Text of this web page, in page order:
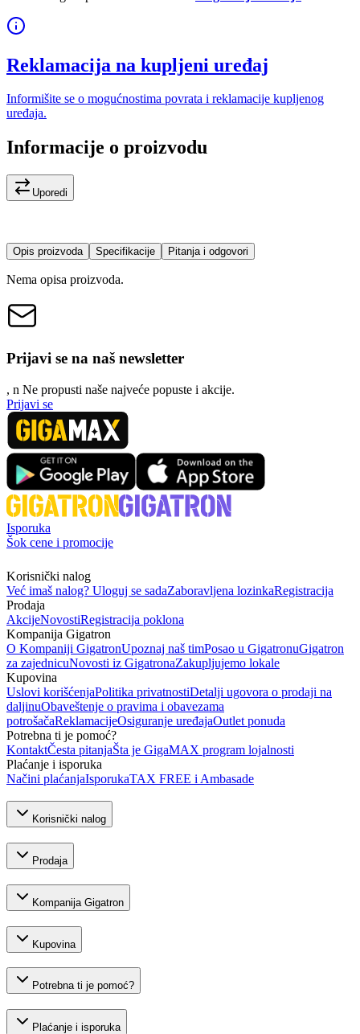
Reklamacija na kupljeni uređaj
Informišite se o mogućnostima povrata i reklamacije kupljenog
uređaja.
Informacije o proizvodu
Uporedi
Opis proizvoda Specifikacije Pitanja i odgovori
Nema opisa proizvoda.
Prijavi se na naš newsletter
, n Ne propusti naše najveće popuste i akcije.
Prijavi se
Isporuka
Šok cene i promocije
Korisnički nalog
Već imaš nalog? Uloguj se sadaZaboravljena lozinkaRegistracija
Prodaja
AkcijeNovostiRegistracija poklona
Kompanija Gigatron
O Kompaniji GigatronUpoznaj naš timPosao u GigatronuGigatron
za zajednicuNovosti iz GigatronaZakupljujemo lokale
Kupovina
Uslovi korišćenjaPolitika privatnostiDetalji ugovora o prodaji na
daljinuObaveštenje o pravima i obavezama
potrošačaReklamacijeOsiguranje uređajaOutlet ponuda
Potrebna ti je pomoć?
KontaktČesta pitanjaŠta je GigaMAX program lojalnosti
Plaćanje i isporuka
Načini plaćanjaIsporukaTAX FREE i Ambasade
Korisnički nalog
Prodaja
Kompanija Gigatron
Kupovina
Potrebna ti je pomoć?
Plaćanje i isporuka